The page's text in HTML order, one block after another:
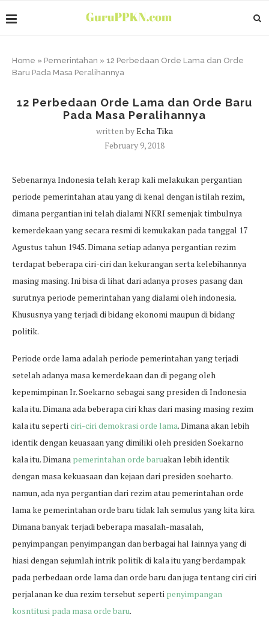
Home » Pemerintahan » 12 Perbedaan Orde Lama dan Orde
Baru Pada Masa Peralihannya
12 Perbedaan Orde Lama dan Orde Baru
Pada Masa Peralihannya
written byEcha Tika
February 9, 2018
Sebenarnya Indonesia telah kerap kali melakukan pergantian
periode pemerintahan atau yang di kenal dengan istilah rezim,
dimana pergantian ini telah dialami NKRI semenjak timbulnya
kemerdekaan yang secara resmi di kemukakan pada tanggal 17
Agustus tahun 1945. Dimana setiap adanya pergantian rezim
terdapat beberapa ciri-ciri dan kekurangan serta kelebihannya
masing masing. Ini bisa di lihat dari adanya proses pasang dan
surutnya periode pemerintahan yang dialami oleh indonesia.
Khususnya yang terjadi di bidang ekonomi maupun di bidang
politik.
Periode orde lama adalah periode pemerintahan yang terjadi
setelah adanya masa kemerdekaan dan di pegang oleh
kepemimpinan Ir. Soekarno sebagai sang presiden di Indonesia
kala itu. Dimana ada beberapa ciri khas dari masing masing rezim
kala itu seperticiri-ciri demokrasi orde lama. Dimana akan lebih
identik dengan keuasaan yang dimiliki oleh presiden Soekarno
kala itu. Dimana pemerintahan orde baruakan lebih identik
dengan masa kekuasaan dan kejaan dari presiden soeharto.
namun, ada nya pergantian dari rezim atau pemerintahan orde
lama ke pemerintahan orde baru tidak lah semulus yang kita kira.
Dimana banyak terjadi beberapa masalah-masalah,
penyimpangan penyimpangan dan berbagai hal lainnya yang di
hiasi dengan sejumlah intrik politik di kala itu yang berdampak
pada perbedaan orde lama dan orde baru dan juga tentang ciri ciri
perjalanan ke dua rezim tersebut seperti penyimpangan
kosntitusi pada masa orde baru.